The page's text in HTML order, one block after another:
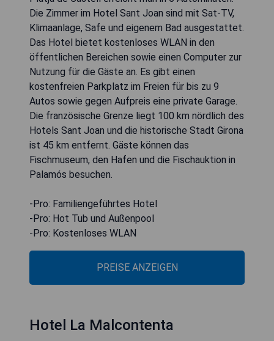
Die Zimmer im Hotel Sant Joan sind mit Sat-TV,
Klimaanlage, Safe und eigenem Bad ausgestattet.
Das Hotel bietet kostenloses WLAN in den
öffentlichen Bereichen sowie einen Computer zur
Nutzung für die Gäste an. Es gibt einen
kostenfreien Parkplatz im Freien für bis zu 9
Autos sowie gegen Aufpreis eine private Garage.
Die französische Grenze liegt 100 km nördlich des
Hotels Sant Joan und die historische Stadt Girona
ist 45 km entfernt. Gäste können das
Fischmuseum, den Hafen und die Fischauktion in
Palamós besuchen.
-Pro: Familiengeführtes Hotel
-Pro: Hot Tub und Außenpool
-Pro: Kostenloses WLAN
PREISE ANZEIGEN
Hotel La Malcontenta